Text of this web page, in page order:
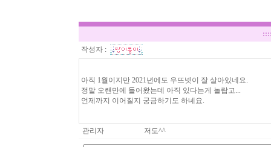
작성자 :
아직 1월이지만 2021년에도 우뜨넷이 잘 살아있네요.
정말 오랜만에 들어왔는데 아직 있다는게 놀랍고...
언제까지 이어질지 궁금하기도 하네요.
관리자 저도^^